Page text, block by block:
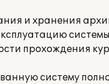
и хранения
прохождения
систему